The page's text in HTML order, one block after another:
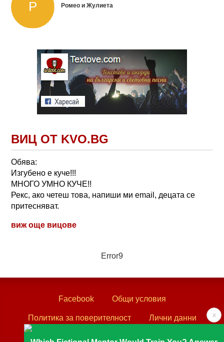
Ромео и Жулиета
ВИЦ ОТ KVO.BG
Обява:
Изгубено е куче!!!
МНОГО УМНО КУЧЕ!!
Рекс, ако четеш това, напиши ми email, децата се
притесняват.
виж още вицове
Error9
x
Facebook Общи условия
Политика за поверителност Лични данни